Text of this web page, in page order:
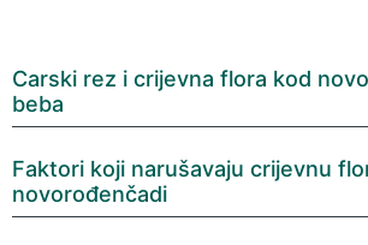
Carski rez i crijevna flora kod
beba
Faktori koji narušavaju crijevnu
novorođenčadi